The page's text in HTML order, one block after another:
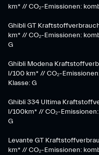
km* // CO₂-Emissionen:
Ghibli GT
km* // CO₂-Emissionen:
G
Ghibli Modena
l/100 km* // CO₂-
Klasse: G​
Ghibli 334 Ultima
l/100km* // CO₂-
G
Levante GT
km* // CO₂-Emissionen: